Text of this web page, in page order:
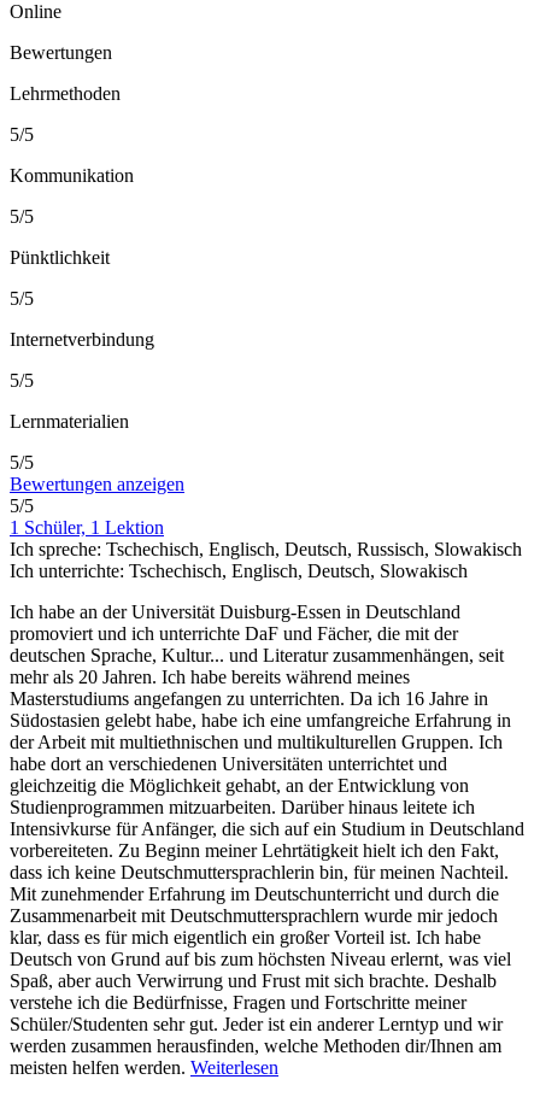
Online
Bewertungen
Lehrmethoden
5/5
Kommunikation
5/5
Pünktlichkeit
5/5
Internetverbindung
5/5
Lernmaterialien
5/5
Bewertungen anzeigen
5/5
1 Schüler, 1 Lektion
Ich spreche: Tschechisch, Englisch, Deutsch, Russisch, Slowakisch
Ich unterrichte: Tschechisch, Englisch, Deutsch, Slowakisch
Ich habe an der Universität Duisburg-Essen in Deutschland
promoviert und ich unterrichte DaF und Fächer, die mit der
deutschen Sprache, Kultur... und Literatur zusammenhängen, seit
mehr als 20 Jahren. Ich habe bereits während meines
Masterstudiums angefangen zu unterrichten. Da ich 16 Jahre in
Südostasien gelebt habe, habe ich eine umfangreiche Erfahrung in
der Arbeit mit multiethnischen und multikulturellen Gruppen. Ich
habe dort an verschiedenen Universitäten unterrichtet und
gleichzeitig die Möglichkeit gehabt, an der Entwicklung von
Studienprogrammen mitzuarbeiten. Darüber hinaus leitete ich
Intensivkurse für Anfänger, die sich auf ein Studium in Deutschland
vorbereiteten. Zu Beginn meiner Lehrtätigkeit hielt ich den Fakt,
dass ich keine Deutschmuttersprachlerin bin, für meinen Nachteil.
Mit zunehmender Erfahrung im Deutschunterricht und durch die
Zusammenarbeit mit Deutschmuttersprachlern wurde mir jedoch
klar, dass es für mich eigentlich ein großer Vorteil ist. Ich habe
Deutsch von Grund auf bis zum höchsten Niveau erlernt, was viel
Spaß, aber auch Verwirrung und Frust mit sich brachte. Deshalb
verstehe ich die Bedürfnisse, Fragen und Fortschritte meiner
Schüler/Studenten sehr gut. Jeder ist ein anderer Lerntyp und wir
werden zusammen herausfinden, welche Methoden dir/Ihnen am
meisten helfen werden. Weiterlesen